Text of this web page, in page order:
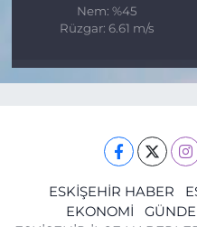
Nem: %45
Rüzgar: 6.61 m/s
ESKİŞEHİR HABER
EKONOMİ